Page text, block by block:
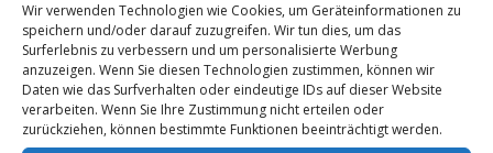
Wir verwenden Technologien wie Cookies, um Geräteinformationen zu
speichern und/oder darauf zuzugreifen. Wir tun dies, um das
Surferlebnis zu verbessern und um personalisierte Werbung
anzuzeigen. Wenn Sie diesen Technologien zustimmen, können wir
Daten wie das Surfverhalten oder eindeutige IDs auf dieser Website
verarbeiten. Wenn Sie Ihre Zustimmung nicht erteilen oder
zurückziehen, können bestimmte Funktionen beeinträchtigt werden.
Barbara Zangerl and Jacobo
Larcher send "The Nose" (5.14a /
X+) free
25. November 2019